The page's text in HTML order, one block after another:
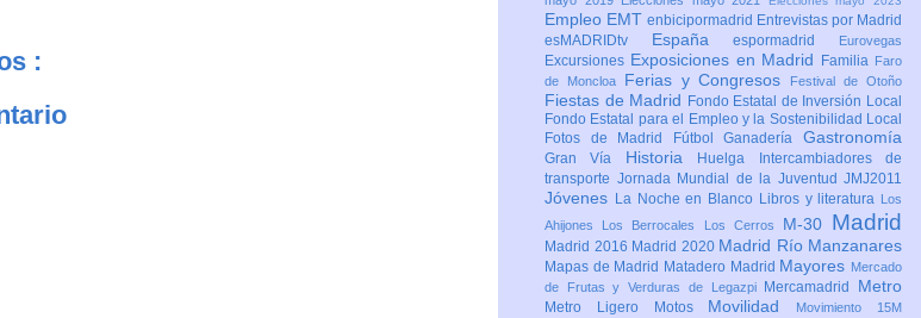
:
Empleo EMT enbicipormadrid Entrevistas por Madrid
esMADRIDtv Españaespormadrid Eurovegas
Excursiones Exposiciones en Madrid Familia Faro
de Moncloa
Ferias y Congresos Festival de Otoño
Fiestas de Madrid Fondo Estatal de Inversión Local
Fondo Estatal para el Empleo y la Sostenibilidad Local
Fotos de Madrid
FútbolGanaderíaGastronomía
Gran Vía Historia Huelga
Intercambiadores de
transporte Jornada Mundial de la Juventud JMJ2011
Jóvenes La Noche en Blanco Libros y literatura
Los
Ahijones
Los Berrocales Los Cerros M-30 Madrid
Madrid 2016 Madrid 2020 Madrid Río Manzanares
Mapas de Madrid Matadero Madrid Mayores Mercado
de Frutas y Verduras de Legazpi
Mercamadrid Metro
Metro Ligero Motos Movilidad Movimiento 15M